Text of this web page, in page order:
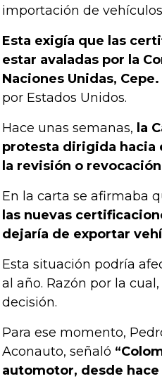
importación de
Esta exigía que las
estar avaladas por la
Naciones Unidas, Cepe.
por Estados Unidos.
Hace unas semanas, la
protesta dirigida hacia
la revisión o
En la carta se afirmaba
las nuevas
dejaría de exportar
Esta situación podría
al año. Razón por la
decisión.
Para ese momento,
Aconauto, señaló
automotor, desde